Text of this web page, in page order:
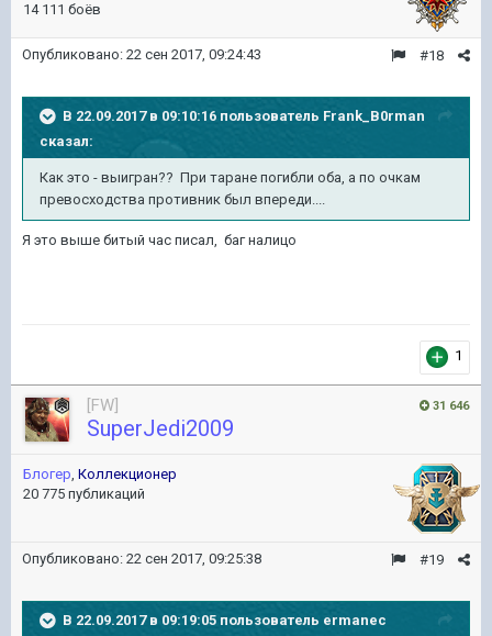
14 111 боёв
#18
Опубликовано: 22 сен 2017, 09:24:43
В 22.09.2017 в 09:10:16 пользователь Frank_B0rman
сказал:
Как это - выигран?? При таране погибли оба, а по очкам
превосходства противник был впереди....
Я это выше битый час писал, баг налицо
1
31 646
[FW]
SuperJedi2009
Блогер, Коллекционер
20 775 публикаций
#19
Опубликовано: 22 сен 2017, 09:25:38
В 22.09.2017 в 09:19:05 пользователь ermanec